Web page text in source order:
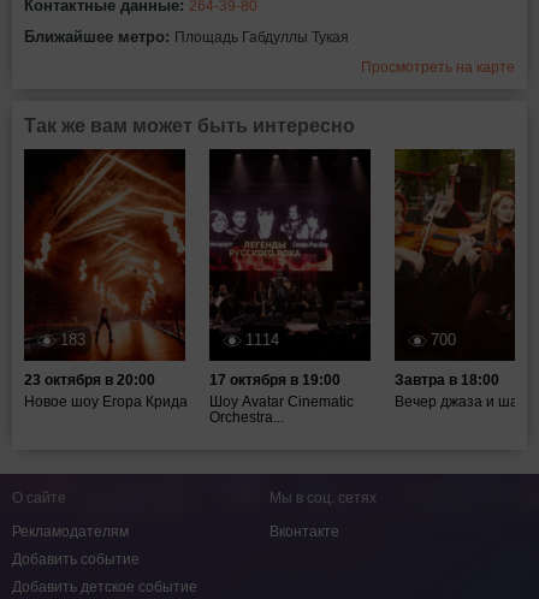
Контактные данные: 264-39-80
Ближайшее метро: Площадь Габдуллы Тукая
Просмотреть на карте
Так же вам может быть интересно
183
23 октября в 20:00
Новое шоу Егора Крида
1114
17 октября в 19:00
Шоу Avatar Cinematic
Orchestra...
700
Завтра в 18:00
Вечер джаза и
О сайте
Рекламодателям
Добавить событие
Добавить детское событие
Мы в соц. сетях
Вконтакте